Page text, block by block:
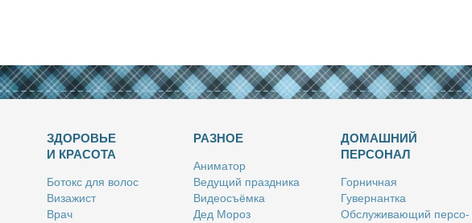
ЗДОРОВЬЕ
И КРАСОТА
Бо­токс для во­лос
Ви­за­жист
Врач
РАЗНОЕ
Ани­ма­тор
Ве­ду­щий празд­ни­ка
Ви­део­съём­ка
Дед Мо­роз
ДОМАШНИЙ
ПЕРСОНАЛ
Гор­нич­ная
Гу­вер­нант­ка
Об­слу­жи­ва­ю­щий пер­со­